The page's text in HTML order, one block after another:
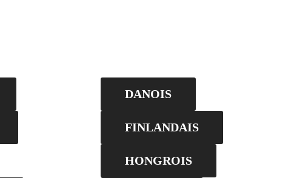
DANOIS
FINLANDAIS
HONGROIS